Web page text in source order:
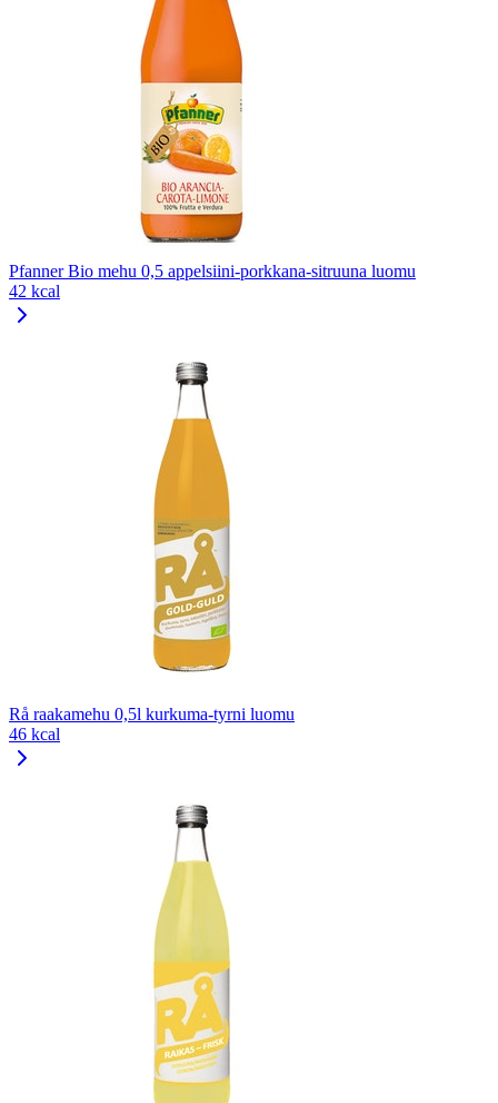
Pfanner Bio mehu 0,5 appelsiini-porkkana-sitruuna luomu
42 kcal
Rå raakamehu 0,5l kurkuma-tyrni luomu
46 kcal